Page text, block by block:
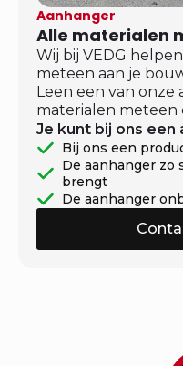
Aanhanger
Alle materialen
Wij bij VEDG
meteen aan je
Leen een van onze
materialen meteen
Je kunt bij ons een
Bij ons een
De aanhanger zo
brengt
De aanhanger